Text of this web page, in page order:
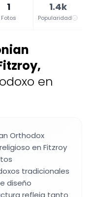
1
Fotos
1.4k
Popularidad
,
en
Orthodox
en Fitzroy
tradicionales
diseño
refleja tanto